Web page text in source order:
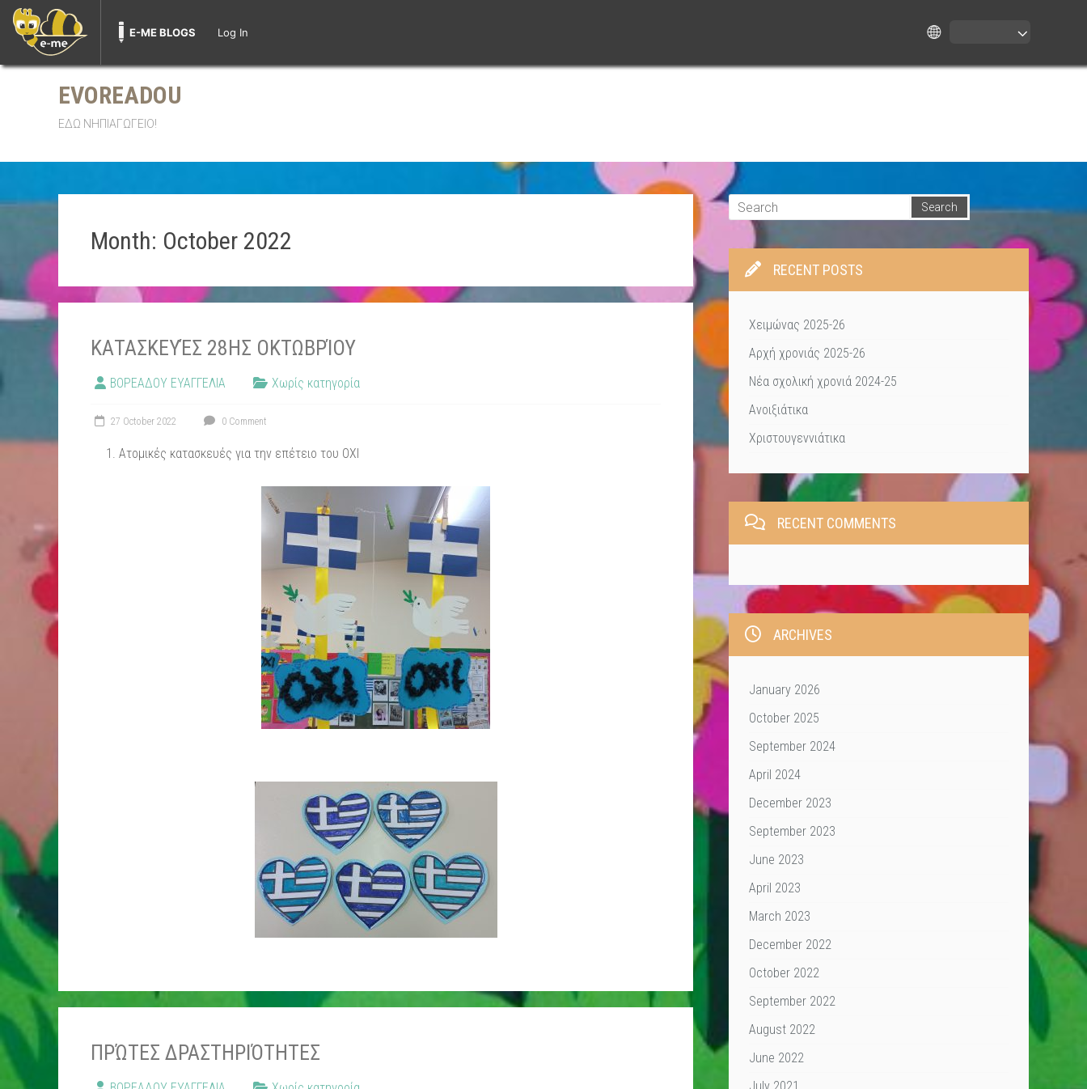
E-ME BLOGS Log In
Skip
EVOREADOU
ΕΔΩ ΝΗΠΙΑΓΩΓΕΙΟ!
Month: October 2022
ΚΑΤΑΣΚΕΥΈΣ 28ΗΣ ΟΚΤΩΒΡΊΟΥ
ΒΟΡΕΑΔΟΥ ΕΥΑΓΓΕΛΙΑ Χωρίς κατηγορία
27 October 2022 0 Comment
Ατομικές κατασκευές για την επέτειο του ΟΧΙ
ΠΡΏΤΕΣ ΔΡΑΣΤΗΡΙΌΤΗΤΕΣ
RECENT POSTS
Χειμώνας 2025-26
Αρχή χρονιάς 2025-26
Νέα σχολική χρονιά 2024-25
Ανοιξιάτικα
Χριστουγεννιάτικα
RECENT COMMENTS
ARCHIVES
January 2026
October 2025
September 2024
April 2024
December 2023
September 2023
June 2023
April 2023
March 2023
December 2022
October 2022
September 2022
August 2022
June 2022